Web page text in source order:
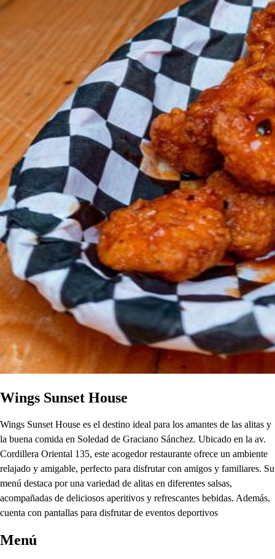
Wings Sunset House
Wings Sunset House es el destino ideal para los amantes de las alitas y
la buena comida en Soledad de Graciano Sánchez. Ubicado en la av.
Cordillera Oriental 135, este acogedor restaurante ofrece un ambiente
relajado y amigable, perfecto para disfrutar con amigos y familiares. Su
menú destaca por una variedad de alitas en diferentes salsas,
acompañadas de deliciosos aperitivos y refrescantes bebidas. Además,
cuenta con pantallas para disfrutar de eventos deportivos
Menú